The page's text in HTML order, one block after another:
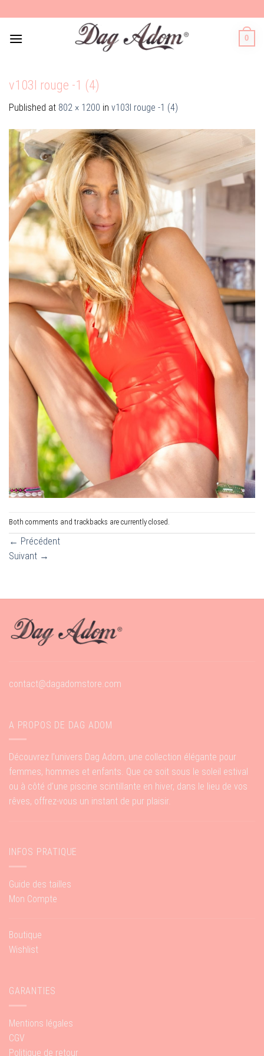
to
content
0
v103l rouge -1 (4)
Published at 802 × 1200 in v103l rouge -1 (4)
Both comments and trackbacks are currently closed.
← Précédent
Suivant →
contact@dagadomstore.com
A PROPOS DE DAG ADOM
Découvrez l’univers Dag Adom, une collection élégante pour
femmes, hommes et enfants. Que ce soit sous le soleil estival
ou à côté d’une piscine scintillante en hiver, dans le lieu de vos
rêves, offrez-vous un instant de pur plaisir.
INFOS PRATIQUE
Guide des tailles
Mon Compte
Boutique
Wishlist
GARANTIES
Mentions légales
CGV
Politique de retour